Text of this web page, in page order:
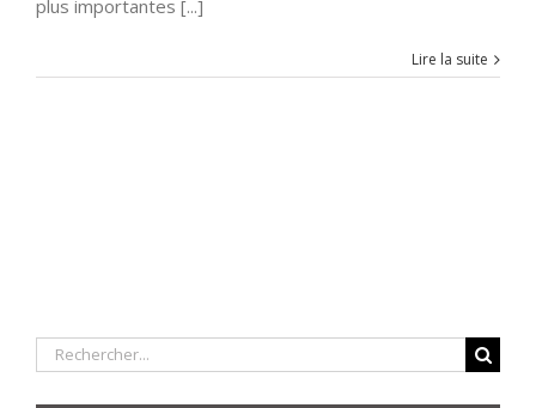
plus importantes [...]
Lire la suite
Rechercher: